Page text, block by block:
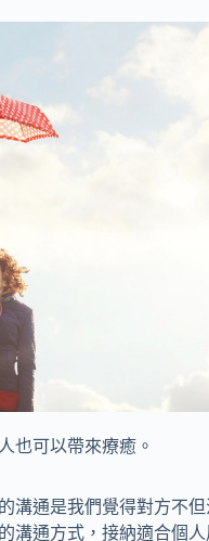
也可以帶來療癒。
溝通是我們覺得對方不
溝通方式，接納適合個